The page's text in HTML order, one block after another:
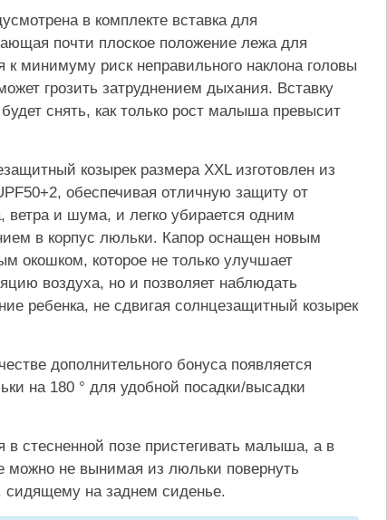
в комплекте вставка для
почти плоское положение лежа для
минимуму риск неправильного наклона головы
грозить затруднением дыхания. Вставку
снять, как только рост малыша превысит
козырек размера XXL изготовлен из
обеспечивая отличную защиту от
ветра и шума, и легко убирается одним
в корпус люльки. Капор оснащен новым
окошком, которое не только улучшает
воздуха, но и позволяет наблюдать
ребенка, не сдвигая солнцезащитный козырек
дополнительного бонуса появляется
на 180 ° для удобной посадки/высадки
в стесненной позе пристегивать малыша, а в
можно не вынимая из люльки повернуть
сидящему на заднем сиденье.